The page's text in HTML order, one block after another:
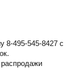
8-495-545-8427 с